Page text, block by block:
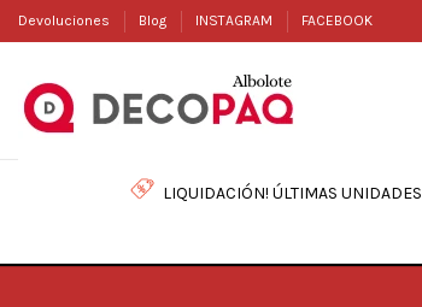
Devoluciones Blog INSTAGRAM FACEBOOK
LIQUIDACIÓN! ÚLTIMAS UNIDADES